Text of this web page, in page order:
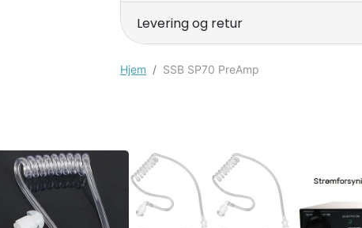
Levering og retur
Hjem SSB SP70 PreAmp